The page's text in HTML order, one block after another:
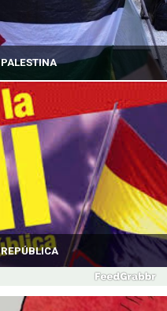
PALESTINA
REPÚBLICA